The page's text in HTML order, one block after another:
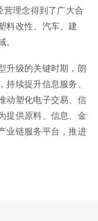
营理念得到了广大合
料改性、汽车、建
。
升级的关键时期，朗
续提升信息服务、
动塑化电子交易、信
提供原料、信息、金
业链服务平台，推进